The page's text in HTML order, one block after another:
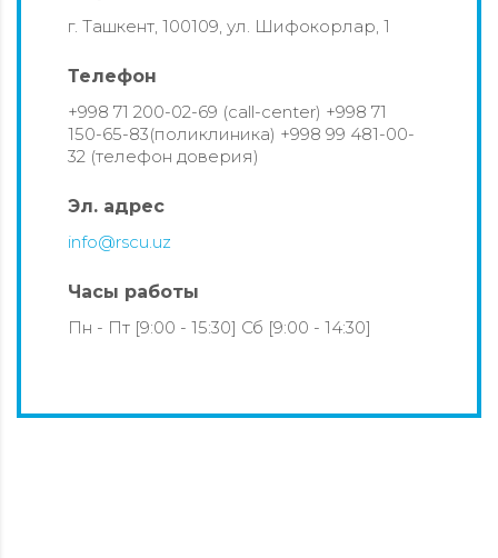
г. Ташкент, 100109, ул. Шифокорлар, 1
+998 71 200-02-69 (call-center) +998 71
150-65-83(поликлиника) +998 99 481-00-
32 (телефон доверия)
info@rscu.uz
Пн - Пт [9:00 - 15:30] Сб [9:00 - 14:30]